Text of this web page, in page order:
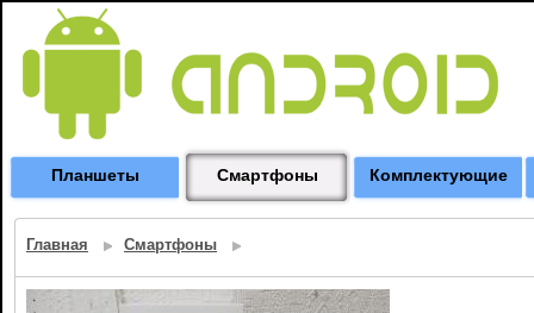
Планшеты Смартфоны Комплектующие
Главная Смартфоны